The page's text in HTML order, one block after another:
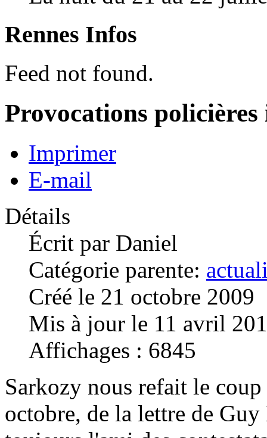
Rennes Infos
Feed not found.
Provocations
Imprimer
E-mail
Détails
Écrit par Daniel
Catégorie parente:
Créé le 21 octobre 2009
Mis à jour le 11 avril
Affichages : 6845
Sarkozy nous refait le
octobre, de la lettre de